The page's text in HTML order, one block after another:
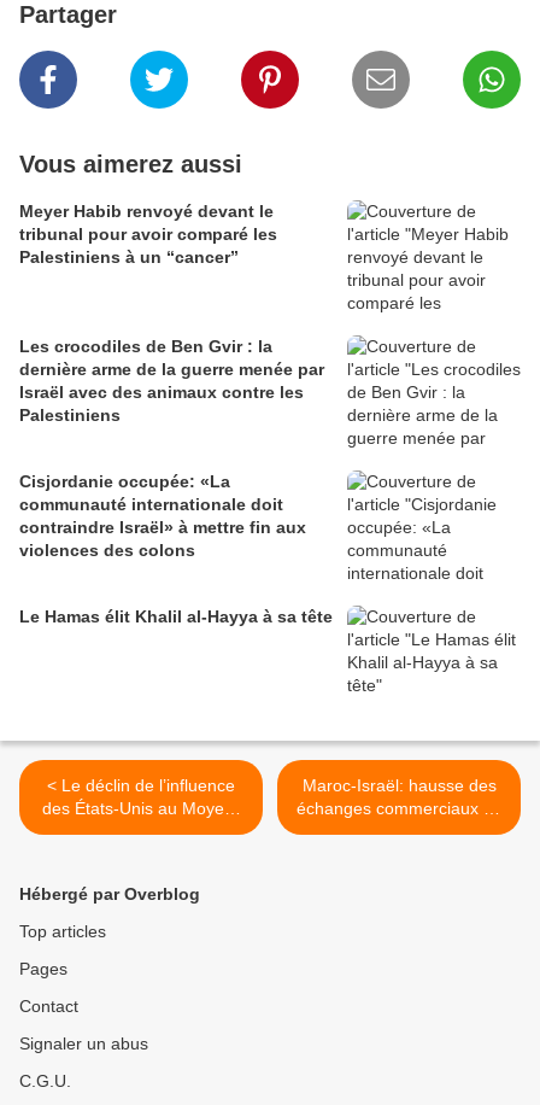
Partager
Vous aimerez aussi
Meyer Habib renvoyé devant le
tribunal pour avoir comparé les
Palestiniens à un “cancer”
Les crocodiles de Ben Gvir : la
dernière arme de la guerre menée par
Israël avec des animaux contre les
Palestiniens
Cisjordanie occupée: «La
communauté internationale doit
contraindre Israël» à mettre fin aux
violences des colons
Le Hamas élit Khalil al-Hayya à sa tête
< Le déclin de l’influence
des États-Unis au Moyen-
Orient entraîne l’unité
Maroc-Israël: hausse des
échanges commerciaux de
258% au premier trimestre
Hébergé par Overblog
Top articles
Pages
Contact
Signaler un abus
C.G.U.